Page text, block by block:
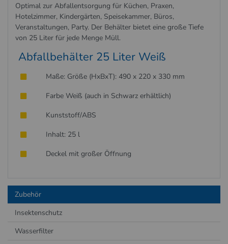
Optimal zur Abfallentsorgung für Küchen, Praxen,
Hotelzimmer, Kindergärten, Speisekammer, Büros,
Veranstaltungen, Party. Der Behälter bietet eine große Tiefe
von 25 Liter für jede Menge Müll.
Abfallbehälter 25 Liter Weiß
Maße: Größe (HxBxT): 490 x 220 x 330 mm
Farbe Weiß (auch in Schwarz erhältlich)
Kunststoff/ABS
Inhalt: 25 l
Deckel mit großer Öffnung
Zubehör
Insektenschutz
Wasserfilter